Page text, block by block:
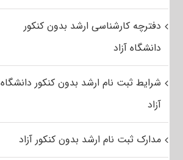
دفترچه کارشناسی ارشد بدون کنکور
دانشگاه آزاد
شرایط ثبت نام ارشد بدون کنکور دانشگاه
آزاد
مدارک ثبت نام ارشد بدون کنکور آزاد